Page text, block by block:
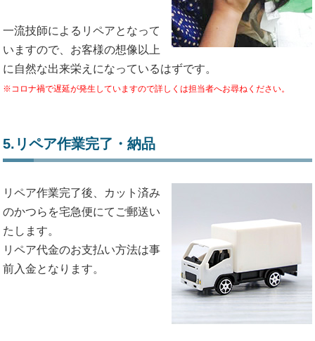
一流技師によるリペアとなって
いますので、お客様の想像以上
に自然な出来栄えになっているはずです。
※コロナ禍で遅延が発生していますので詳しくは担当者へお尋ねください。
5.リペア作業完了・納品
リペア作業完了後、カット済み
のかつらを宅急便にてご郵送い
たします。
リペア代金のお支払い方法は事
前入金となります。